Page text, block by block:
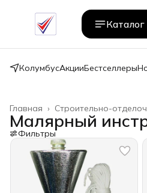
Каталог
КолумбусАкцииБестселлеры
Строительно-
Главная ›
Малярный
Фильтры